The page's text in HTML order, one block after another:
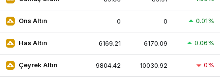
Ons Altın 0 0 0.01%
Has Altın 6169.21 6170.09 0.06%
Çeyrek Altın 9804.42 10030.92 0%